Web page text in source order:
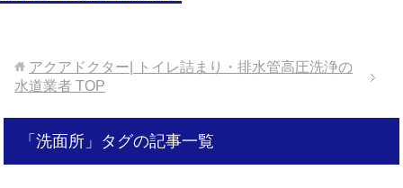
アクアドクター| トイレ詰まり・排水管高圧洗浄の
水道業者 TOP
「洗面所」タグの記事一覧